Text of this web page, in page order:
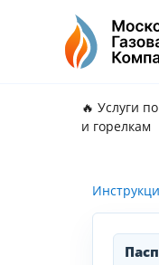
🔥 Услуги
и горелкам